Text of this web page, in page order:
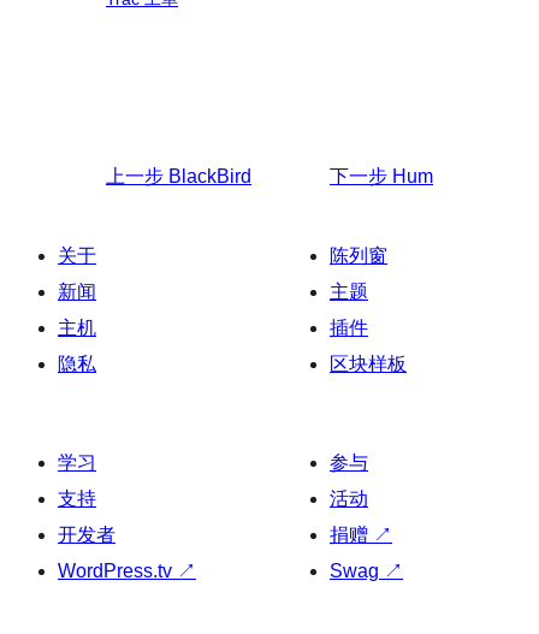
上一步 BlackBird 下一步 Hum
关于
新闻
主机
隐私
陈列窗
主题
插件
区块样板
学习
支持
开发者
WordPress.tv ↗
参与
活动
捐赠 ↗
Swag ↗